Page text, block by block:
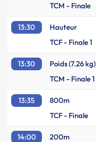
TCM - Finale
13:30 Hauteur
TCF - Finale 1
13:30 Poids (7.26 kg)
TCM - Finale 1
13:35 800m
TCF - Finale
14:00 200m